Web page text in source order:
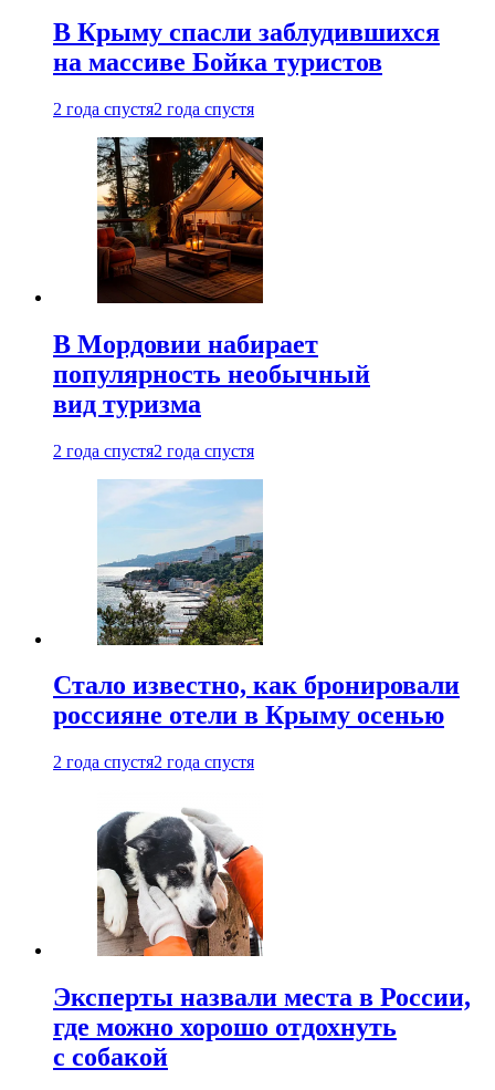
В Крыму спасли заблудившихся
на массиве Бойка туристов
2 года спустя2 года спустя
В Мордовии набирает
популярность необычный
вид туризма
2 года спустя2 года спустя
Стало известно, как бронировали
россияне отели в Крыму осенью
2 года спустя2 года спустя
Эксперты назвали места в России,
где можно хорошо отдохнуть
с собакой